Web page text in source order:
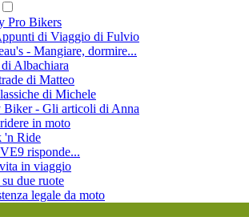
Pro Bikers
di Viaggio di Fulvio
- Mangiare, dormire...
Albachiara
di Matteo
di Michele
Biker - Gli articoli di Anna
in moto
'n Ride
risponde...
in viaggio
due ruote
legale da moto